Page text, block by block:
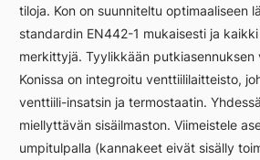
tiloja. Kon on suunniteltu optimaaliseen
standardin EN442-1 mukaisesti ja
merkittyjä. Tyylikkään putkiasennuksen
Konissa on integroitu venttiililaitteisto,
venttiili-insatsin ja termostaatin.
miellyttävän sisäilmaston. Viimeistele
umpitulpalla (kannakeet eivät sisälly